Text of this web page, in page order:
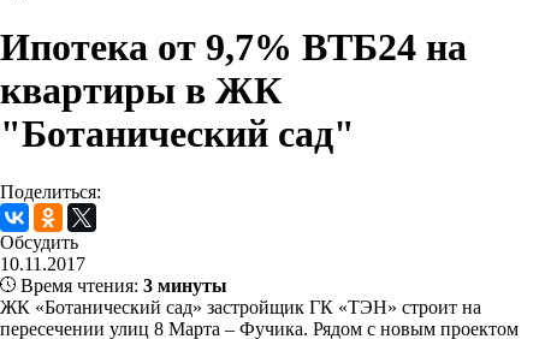
Ипотека от 9,7% ВТБ24 на
квартиры в ЖК
"Ботанический сад"
Поделиться:
Обсудить
10.11.2017
Время чтения: 3 минуты
ЖК «Ботанический сад» застройщик ГК «ТЭН» строит на
пересечении улиц 8 Марта – Фучика. Рядом с новым проектом